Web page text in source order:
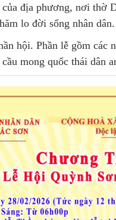
địa phương, nơi
lo đời sống nhân dân.
hội. Phần lễ gồm
mong quốc thái dân